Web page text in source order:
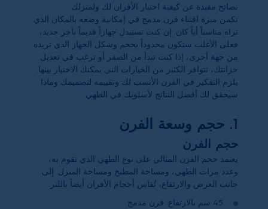
نصائح مفيدة عن كيفية اختيار الأفران لك ولمنزلك.
تكمن ميزة اقتناء فرن مدمج في إمكانية وضعه بالمكان الذي
تراه مناسباً أياً كان. إن كنت تستبدل جهازاً قديماً بآخر جديد،
فعلى الأغلب ستكون محدوداً بحجم وشكل الجهاز الذي تريده.
من جهة أخرى، إذا كنت تبدأ من الصفر أو ترغب في تعديل
خزانتك، تتوافر الكثير من الخيارات التي يمكنك الاختيار بينها.
يلزم التفكير في الفرن الأنسب لك وتقييمه لتصميمك وماذا
سيحقق لك أفضل النتائج لأسلوبك في الطهي.
1. حجم وسعة الفرن
حجم الفرن
يعتمد حجم الفرن المثالي على نوع الطهي الذي تقوم به،
وعدد مرات الطهي، ومساحة المطبخ ومساحة المنزل. إلى
جانب العرض والارتفاع، تُقاس أحجام الأفران أيضاً باللتر.
45 سم بالارتفاع: فرن مدمج